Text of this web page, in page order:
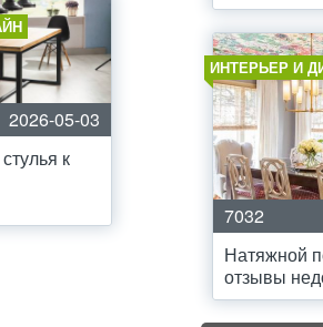
2026-05-03
к
ИНТЕРЬЕР И
7032
Натяжной
отзывы